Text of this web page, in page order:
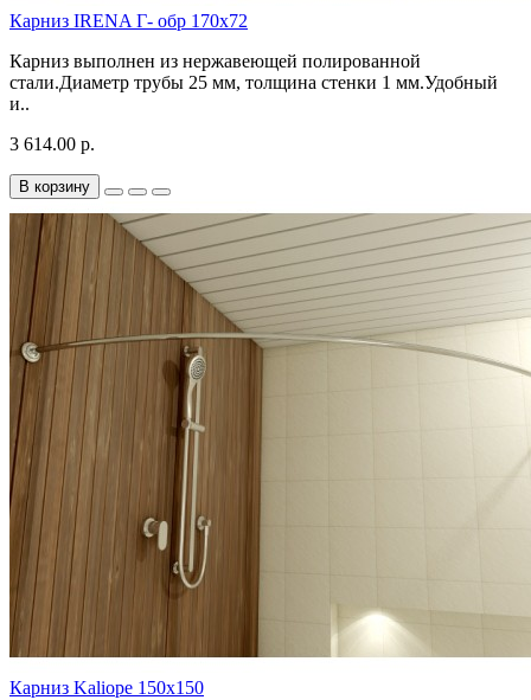
Карниз IRENA Г- обр 170х72
Карниз выполнен из нержавеющей полированной
стали.Диаметр трубы 25 мм, толщина стенки 1 мм.Удобный
и..
3 614.00 р.
В корзину
Карниз Kaliope 150х150